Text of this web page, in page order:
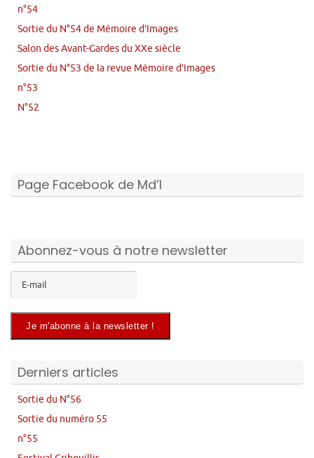
n°54
Sortie du N°54 de Mémoire d’Images
Salon des Avant-Gardes du XXe siècle
Sortie du N°53 de la revue Mémoire d’Images
n°53
N°52
Page Facebook de Md’I
Abonnez-vous à notre newsletter
Derniers articles
Sortie du N°56
Sortie du numéro 55
n°55